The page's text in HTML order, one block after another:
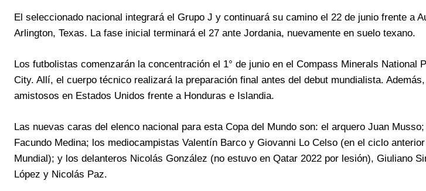
El seleccionado nacional integrará el Grupo J y continuará su camino el 22 de junio frente a
Arlington, Texas. La fase inicial terminará el 27 ante Jordania, nuevamente en suelo texano.
Los futbolistas comenzarán la concentración el 1° de junio en el Compass Minerals National
City. Allí, el cuerpo técnico realizará la preparación final antes del debut mundialista.
amistosos en Estados Unidos frente a Honduras e Islandia.
Las nuevas caras del elenco nacional para esta Copa del Mundo son: el arquero Juan
Facundo Medina; los mediocampistas Valentín Barco y Giovanni Lo Celso (en el ciclo
Mundial); y los delanteros Nicolás González (no estuvo en Qatar 2022 por lesión), Giuliano
López y Nicolás Paz.